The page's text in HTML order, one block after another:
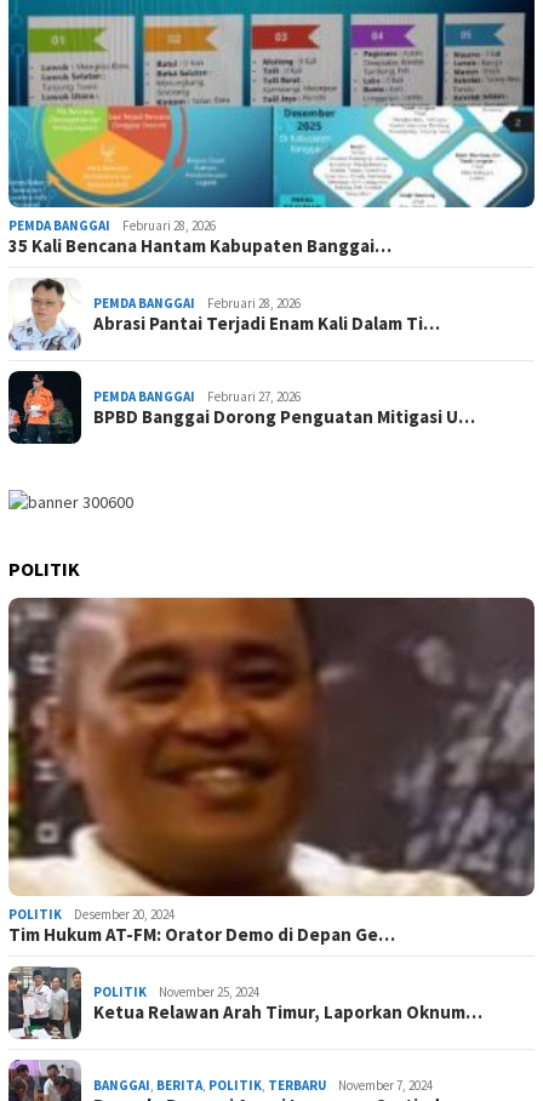
PEMDA BANGGAI Februari 28, 2026
35 Kali Bencana Hantam Kabupaten Banggai…
PEMDA BANGGAI Februari 28, 2026
Abrasi Pantai Terjadi Enam Kali Dalam Ti…
PEMDA BANGGAI Februari 27, 2026
BPBD Banggai Dorong Penguatan Mitigasi U…
POLITIK
POLITIK Desember 20, 2024
Tim Hukum AT-FM: Orator Demo di Depan Ge…
POLITIK November 25, 2024
Ketua Relawan Arah Timur, Laporkan Oknum…
BANGGAI BERITA POLITIK TERBARU November 7, 2024